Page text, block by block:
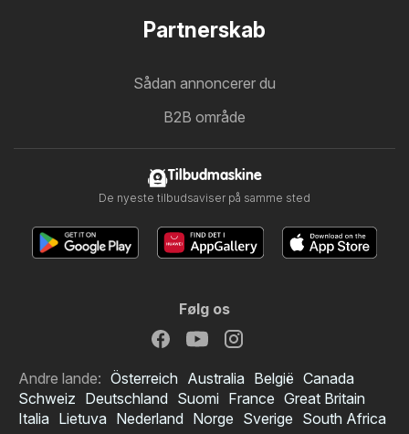
Partnerskab
Sådan annoncerer du
B2B område
Tilbudmaskine
De nyeste tilbudsaviser på samme sted
Følg os
Andre lande: Österreich Australia België Canada
Schweiz Deutschland Suomi France Great Britain
Italia Lietuva Nederland Norge Sverige South Africa